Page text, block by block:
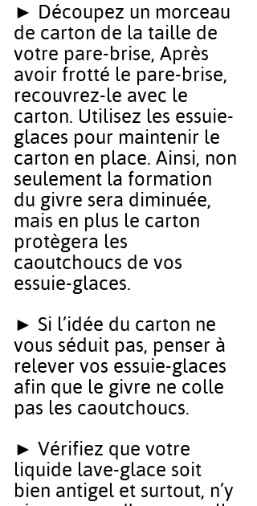
► Découpez un morceau
de carton de la taille de
votre pare-brise, Après
avoir frotté le pare-brise,
recouvrez-le avec le
carton. Utilisez les essuie-
glaces pour maintenir le
carton en place. Ainsi, non
seulement la formation
du givre sera diminuée,
mais en plus le carton
protègera les
caoutchoucs de vos
essuie-glaces.
► Si l’idée du carton ne
vous séduit pas, penser à
relever vos essuie-glaces
afin que le givre ne colle
pas les caoutchoucs.
► Vérifiez que votre
liquide lave-glace soit
bien antigel et surtout, n’y